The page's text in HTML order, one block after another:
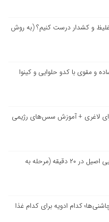
و کشدار درست کنیم؟ (به روش
و مقوی با کدو حلوایی و کینوا
لاغری + آموزش سس‌های رژیمی
طرز تهیه اسپاگتی ایتالیایی اصیل در ۲۰ دقیقه (مرحله به
کدام ادویه برای کدام غذا